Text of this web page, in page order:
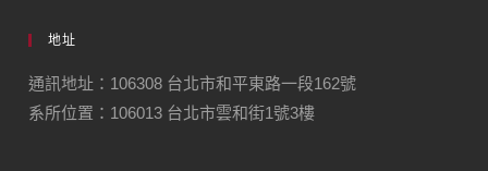
地址
通訊地址：106308 台北市和平東路一段162號
系所位置：106013 台北市雲和街1號3樓